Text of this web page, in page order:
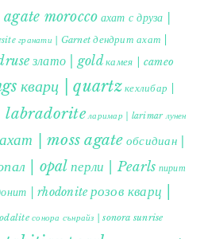
agate morocco ахат с друза |
гранати | Garnet дендрит ахат |
злато | gold камея | cameo
кварц | quartzкехлибар |
labradorite ларимар | larimar лунен
| moss agate обсидиан |
| opalперли | Pearls пирит |
| rhodonite розов кварц |
сонора сънрайз | sonora sunrise